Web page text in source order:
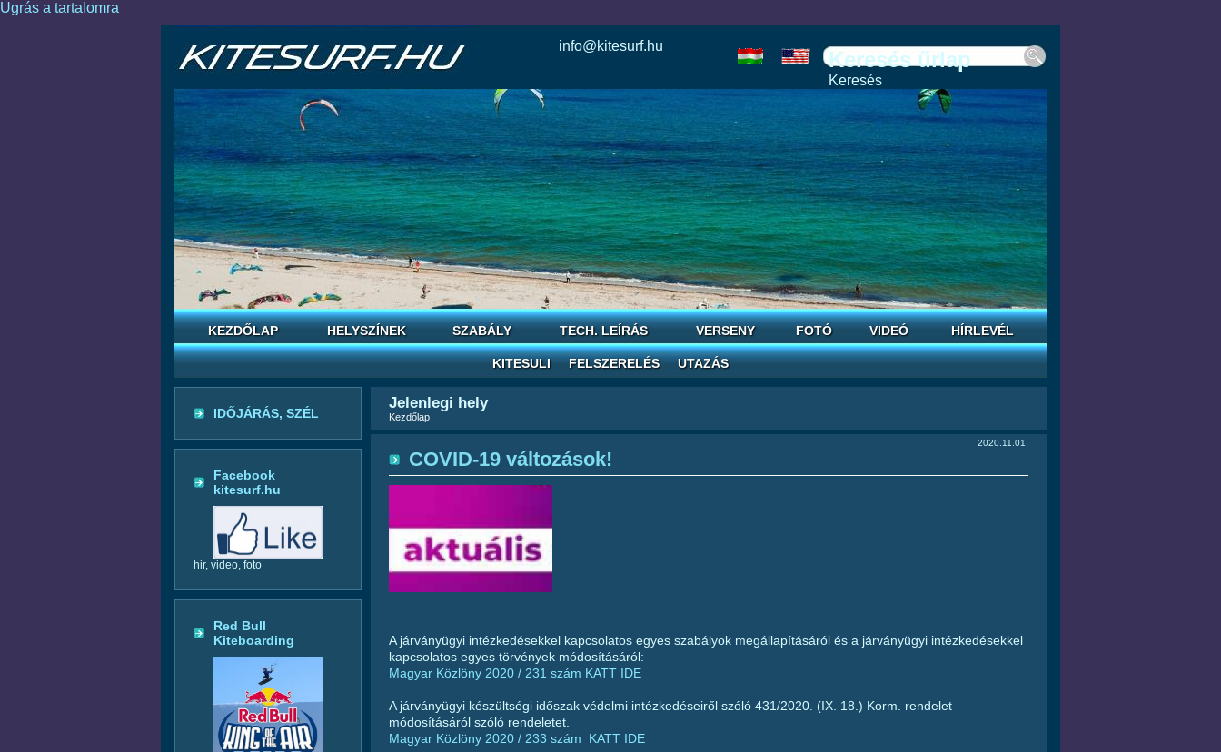
Ugrás a tartalomra
info@kitesurf.hu
Keresés űrlap
Keresés
esle
today
horoscope
reddit
save
KEZDŐLAP HELYSZÍNEK SZABÁLY TECH. LEÍRÁS VERSENY FOTÓ VIDEÓ HÍRLEVÉL
KITESULI FELSZERELÉS UTAZÁS
IDŐJÁRÁS, SZÉL
Facebook
kitesurf.hu
hir, video, foto
Red Bull
Kiteboarding
Jelenlegi hely
Kezdőlap
2020.11.01.
COVID-19 változások!
A járványügyi intézkedésekkel kapcsolatos egyes szabályok megállapításáról és a járványügyi intézkedésekkel
kapcsolatos egyes törvények módosításáról:
Magyar Közlöny 2020 / 231 szám KATT IDE
A járványügyi készültségi időszak védelmi intézkedéseiről szóló 431/2020. (IX. 18.) Korm. rendelet
módosításáról szóló rendeletet.
Magyar Közlöny 2020 / 233 szám KATT IDE